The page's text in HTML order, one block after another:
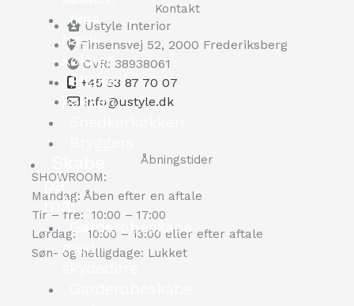
Ikea
hack
køkken
Shaker
køkken
på
mål
Garderobeskabe
med
Kontakt
Ustyle Interior
Finsensvej 52, 2000 Frederiksberg
CVR: 38938061
+45 53 87 70 07
info@ustyle.dk
Åbningstider
SHOWROOM:
Mandag: Åben efter en aftale
Tir – fre: 10:00 – 17:00
Lørdag: 10:00 – 13:00 eller efter aftale
Søn- og helligdage: Lukket